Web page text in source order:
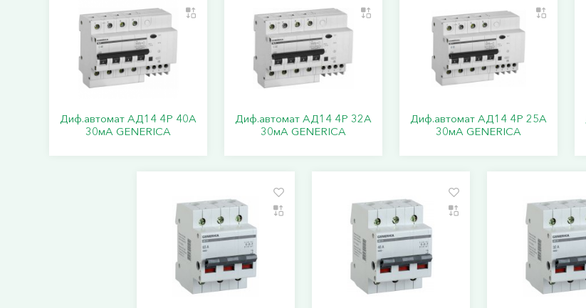
Диф.автомат АД14 4Р 40А
30мА GENERICA
Диф.автомат АД14 4Р 32А
30мА GENERICA
Диф.автомат АД14 4Р 25А
30мА GENERICA